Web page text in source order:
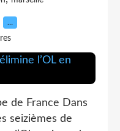
…
de France Dans
seizièmes de